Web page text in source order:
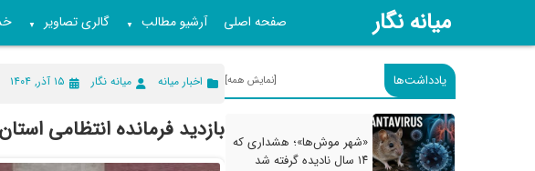
میانه نگار صفحه اصلی آرشیو مطالب ▼ گالری تصاویر ▼
یادداشت‌ها [نمایش همه]
«شهر موش‌ها»؛ هشداری که
۱۴ سال نادیده گرفته شد
اخبار میانه میانه نگار ۱۵ آذر, ۱۴۰۴
بازدید فرمانده انتظامی